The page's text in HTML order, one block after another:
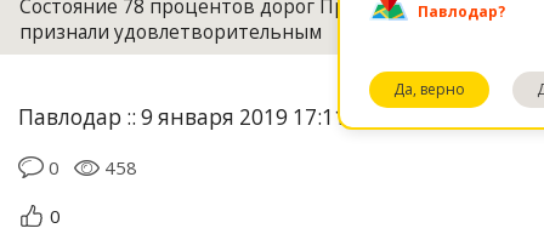
Павлодар?
Да, верно
Состояние 78 процентов дорог Приртышья
признали удовлетворительным
Павлодар :: 9 января 2019 17:11
0
458
0